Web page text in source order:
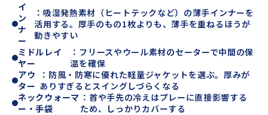
イ
ン
ナ
ー
：吸湿発熱素材（ヒートテックなど）の薄手インナーを
活用する。厚手のもの1枚よりも、薄手を重ねるほうが
動きやすい
ミドルレイ
ヤー
：フリースやウール素材のセーターで中間の保
温を確保
アウ
ター
：防風・防寒に優れた軽量ジャケットを選ぶ。厚みが
ありすぎるとスイングしづらくなる
ネックウォーマ
ー・手袋
：首や手先の冷えはプレーに直接影響する
ため、しっかりカバーする